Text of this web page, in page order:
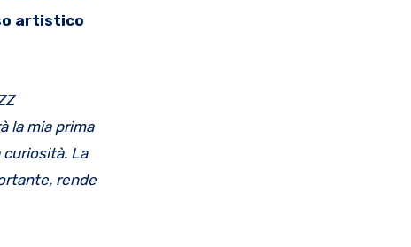
artistico
la mia prima
La
rende